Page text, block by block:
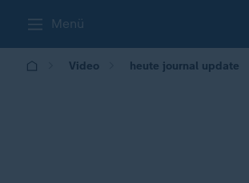
Menü
Video heute journal update